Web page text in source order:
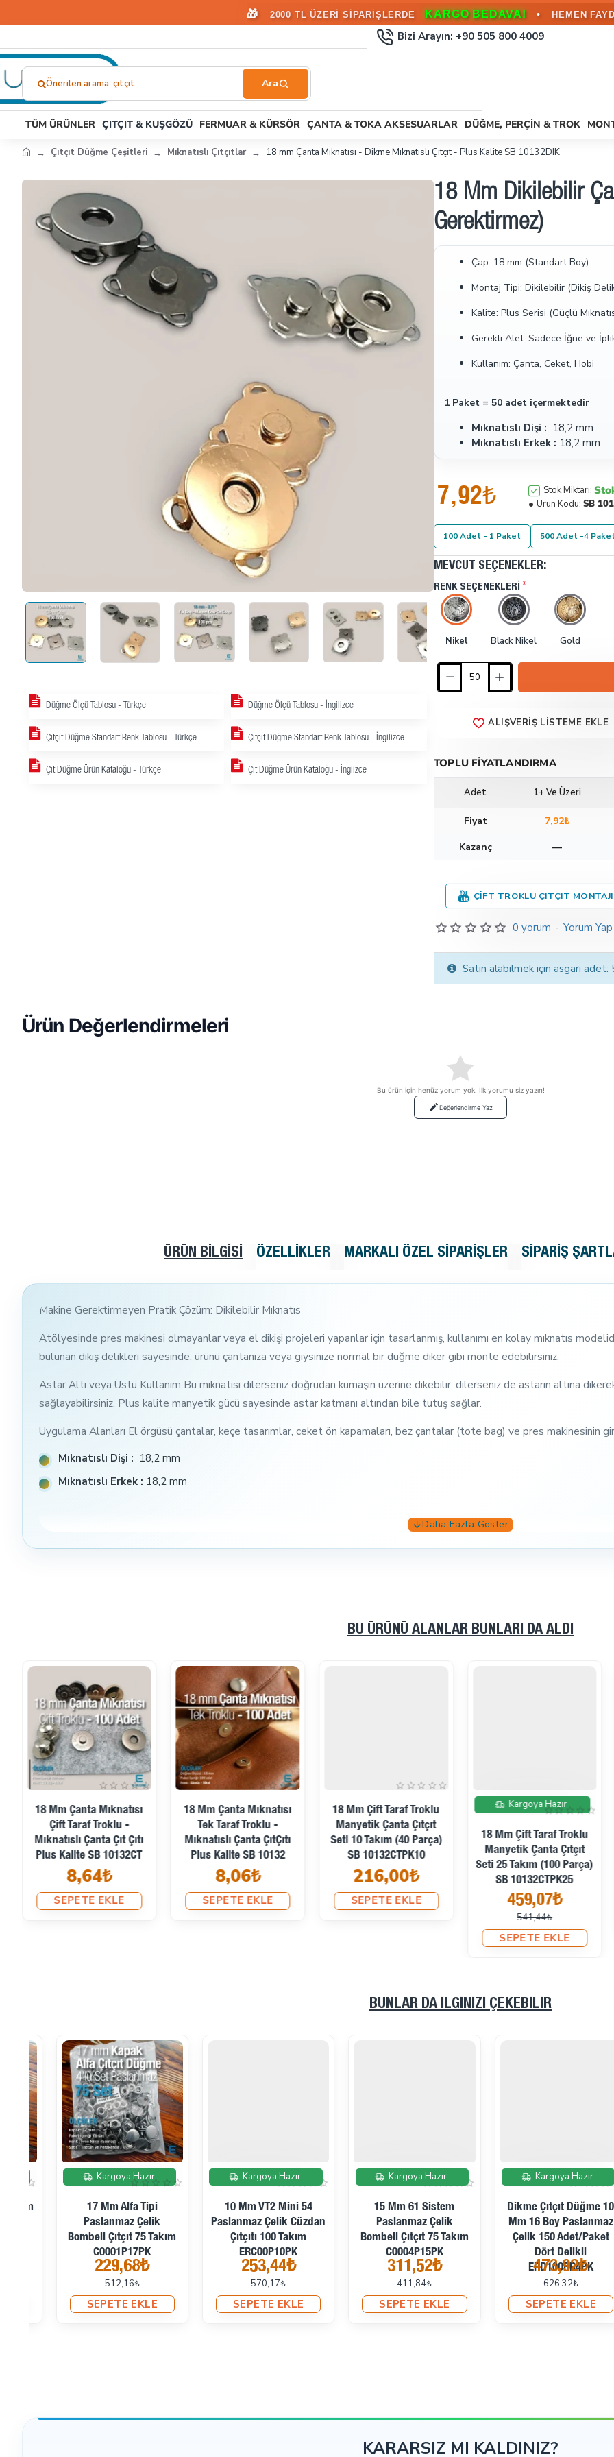
🎁 2000 TL ÜZERİ SİPARİŞLERDE KARGO BEDAVA! • HEMEN
Bizi Arayın: +90 505 800 4009
Aramıştınız?...
Önerilen arama: plastik toka
TÜM ÜRÜNLER ÇITÇIT & KUŞGÖZÜ FERMUAR & KÜRSÖR ÇANTA & TOKA AKSESUARLAR DÜĞME, PERÇIN & TROK
Çıtçıt Düğme Çeşitleri Mıknatıslı Çıtçıtlar 18 mm Çanta Mıknatısı - Dikme Mıknatıslı Çıtçıt - Plus Kalite SB 10132DIK
Düğme Ölçü Tablosu - Türkçe Düğme Ölçü Tablosu - İngilizce
Çıtçıt Düğme Standart Renk Tablosu - Türkçe Çıtçıt Düğme Standart Renk Tablosu - İngilizce
Çıt Düğme Ürün Kataloğu - Türkçe Çıt Düğme Ürün Kataloğu - İngiizce
18 Mm Dikilebilir
Gerektirmez)
Çap: 18 mm (Standart Boy)
Montaj Tipi: Dikilebilir (Dikiş
Kalite: Plus Serisi (Güçlü
Gerekli Alet: Sadece İğne ve
Kullanım: Çanta, Ceket, Hobi
1 Paket = 50 adet içermektedir
Mıknatıslı Dişi : 18,2 mm
Mıknatıslı Erkek : 18,2 mm
0 yorum - Yorum Yap
7,92₺ Stok Miktarı:
Ürün Kodu: SB
100 Adet - 1 Paket 500 Adet -4
MEVCUT SEÇENEKLER:
RENK SEÇENEKLERI
Nikel Black Nikel Gold
ALIŞVERIŞ LISTEME EKLE
Satın alabilmek için asgari adet:
TOPLU FIYATLANDIRMA
Adet 1+ Ve Üzeri
Fiyat
7,92₺
Kazanç
—
ÇIFT TROKLU ÇITÇIT
Ürün Değerlendirmeleri
Bu ürün için henüz yorum yok. İlk yorumu siz yazın!
Değerlendirme Yaz
ÜRÜN BILGISI ÖZELLIKLER MARKALI ÖZEL SIPARIŞLER SIPARIŞ
Makine Gerektirmeyen Pratik Çözüm: Dikilebilir Mıknatıs
Atölyesinde pres makinesi olmayanlar veya el dikişi projeleri yapanlar için tasarlanmış, kullanımı en kolay mıknatıs
bulunan dikiş delikleri sayesinde, ürünü çantanıza veya giysinize normal bir düğme diker gibi monte edebilirsiniz.
Astar Altı veya Üstü Kullanım Bu mıknatısı dilerseniz doğrudan kumaşın üzerine dikebilir, dilerseniz de astarın altına
sağlayabilirsiniz. Plus kalite manyetik gücü sayesinde astar katmanı altından bile tutuş sağlar.
Uygulama Alanları El örgüsü çantalar, keçe tasarımlar, ceket ön kapamaları, bez çantalar (tote bag) ve pres makinesinin
Mıknatıslı Dişi : 18,2 mm
Mıknatıslı Erkek : 18,2 mm
BU ÜRÜNÜ ALANLAR BUNLARI DA ALDI
18 Mm Çanta Mıknatısı
Çift Taraf Troklu -
Mıknatıslı Çanta Çıt Çıtı
Plus Kalite SB 10132CT
8,64₺
SEPETE EKLE
18 Mm Çanta Mıknatısı
Tek Taraf Troklu -
Mıknatıslı Çanta ÇıtÇıtı
Plus Kalite SB 10132
8,06₺
SEPETE EKLE
18 Mm Çift Taraf Troklu
Manyetik Çanta Çıtçıt
Seti 10 Takım (40 Parça)
SB 10132CTPK10
216,00₺
SEPETE EKLE
İndirimde
Kargoya Hazır
18 Mm Çift Taraf Troklu
Manyetik Çanta Çıtçıt
Seti 25 Takım (100 Parça)
SB 10132CTPK25
459,07₺
541,44₺
SEPETE EKLE
BUNLAR DA İLGINIZI ÇEKEBILIR
İndirimde
Kargoya Hazır
10 Mm VT2 Mini 54
Paslanmaz Çelik Cüzdan
Çıtçıtı 100 Takım
ERC00P10PK
253,44₺
570,17₺
SEPETE EKLE
İndirimde
Kargoya Hazır
15 Mm 61 Sistem
Paslanmaz Çelik
Bombeli Çıtçıt 75 Takım
C0004P15PK
311,52₺
411,84₺
SEPETE EKLE
İndirimde
Kargoya Hazır
Dikme Çıtçıt Düğme 10
Mm 16 Boy Paslanmaz
Çelik 150 Adet/Paket
Dört Delikli
ERD100PR4PK
473,92₺
626,32₺
SEPETE EKLE
İndirimde
Kargoya Hazır
Dikme Çıtçıt Düğme 15
Mm 24 Boy Paslanmaz
Çelik 150 Adet/Paket
Dört Delikli ERD150P4PK
664,48₺
805,87₺
SEPETE EKLE
KARARSIZ MI KALDINIZ?